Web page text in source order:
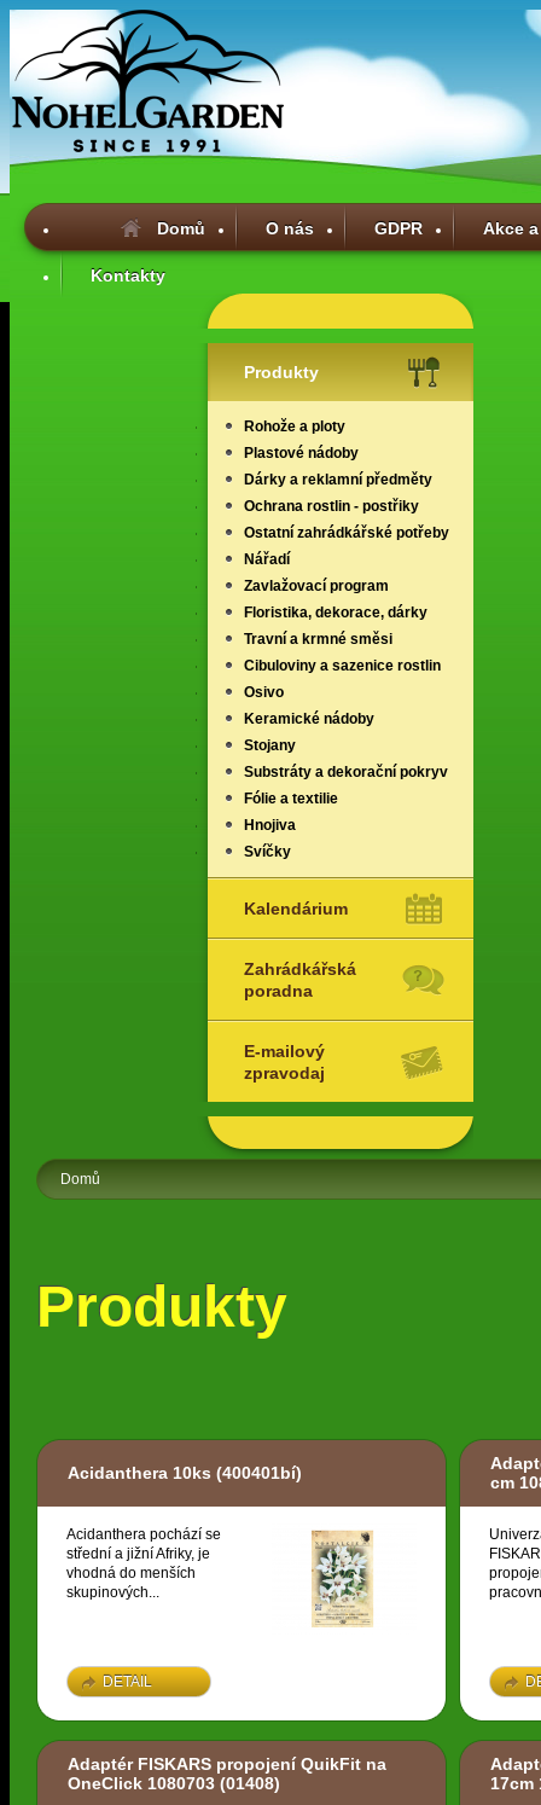
Domů O nás GDPR Akce
Kontakty
Produkty
Rohože a ploty
Plastové nádoby
Dárky a reklamní předměty
Ochrana rostlin - postřiky
Ostatní zahrádkářské potřeby
Nářadí
Zavlažovací program
Floristika, dekorace, dárky
Travní a krmné směsi
Cibuloviny a sazenice rostlin
Osivo
Keramické nádoby
Stojany
Substráty a dekorační pokryv
Fólie a textilie
Hnojiva
Svíčky
Kalendárium
Zahrádkářská
poradna
E-mailový
zpravodaj
Domů
Produkty
Acidanthera 10ks (400401bí)
Acidanthera pochází se
střední a jižní Afriky, je
vhodná do menších
skupinových...
DETAIL
cm
Adaptér FISKARS propojení QuikFit na
OneClick 1080703 (01408)
17cm